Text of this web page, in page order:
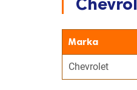
Marka
Chevrolet